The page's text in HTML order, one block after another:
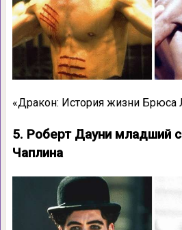
«Дракон: История жизни Брюса
5. Роберт Дауни младший
Чаплина